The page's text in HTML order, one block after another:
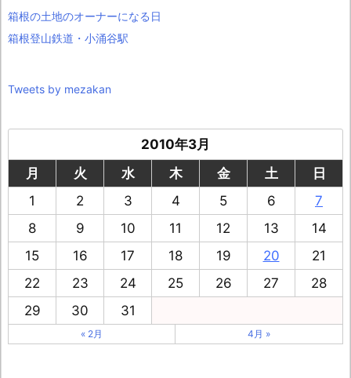
箱根の土地のオーナーになる日
箱根登山鉄道・小涌谷駅
Tweets by mezakan
2010年3月
月
火 水 木 金 土
日
1
2 3 4 5 6
7
8
9 10 11 12 13
14
15
16 17 18 19 20
21
22
23 24 25 26 27
28
29
30 31
« 2月 4月 »